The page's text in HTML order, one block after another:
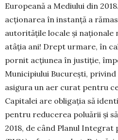
Europeană a Me­diului din
acțio­narea în instanță a
autoritățile locale și
atâția ani! Drept urmare, în
pornit acțiunea în justiție,
Municipiului București,
asigura un aer curat pentru
Capitalei are obligația să
pentru reducerea poluării și
2018, de când Planul Integrat